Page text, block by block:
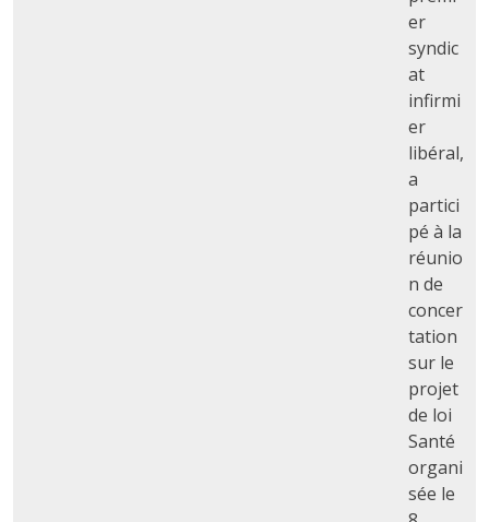
er
syndic
at
infirmi
er
libéral,
a
partici
pé à la
réunio
n de
concer
tation
sur le
projet
de loi
Santé
organi
sée le